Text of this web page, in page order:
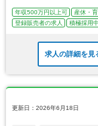
年収500万円以上可 産休・
登録販売者の求人
積極採用中
求人の詳細を見
更新日：2026年6月18日